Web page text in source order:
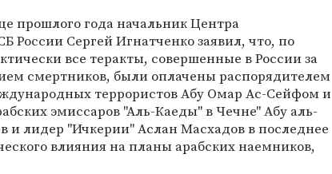
прошлого года начальник Центра
России Сергей Игнатченко заявил, что, по
все теракты, совершенные в России за
смертников, были оплачены распорядителем
террористов Абу Омар Ас-Сейфом и
эмиссаров "Аль-Каеды" в Чечне" Абу аль-
лидер "Ичкерии" Аслан Масхадов в последнее
влияния на планы арабских наемников,